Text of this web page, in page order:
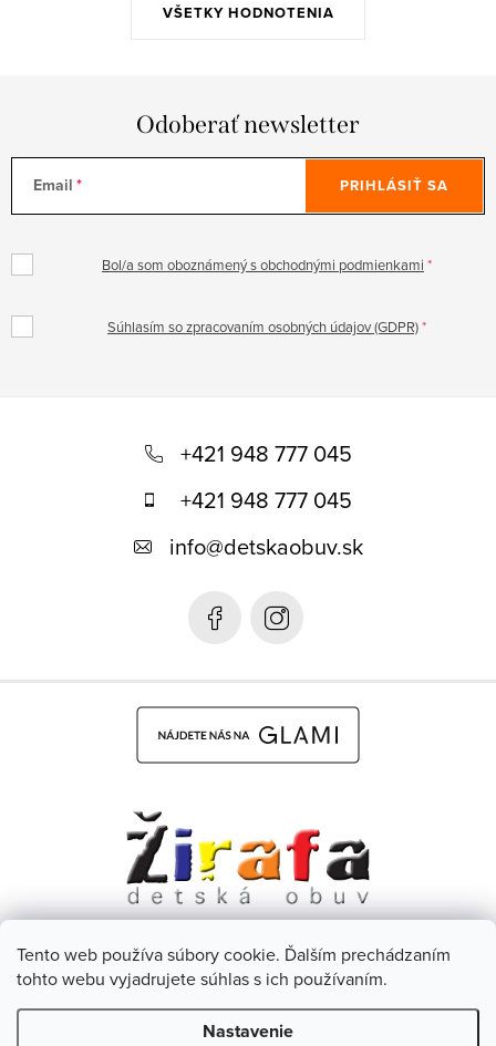
Tento web používa súbory cookie. Ďalším prechádzaním
tohto webu vyjadrujete súhlas s ich používaním.
Nastavenie
VŠETKY HODNOTENIA
Odoberať newsletter
Email
Bol/a som oboznámený s obchodnými podmienkami
Súhlasím so zpracovaním osobných údajov (GDPR)
PRIHLÁSIŤ SA
+421 948 777 045
+421 948 777 045
info@detskaobuv.sk
Dětská obuv Žirafa - CZ Facebook